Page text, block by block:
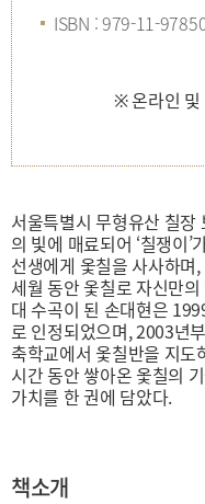
ISBN : 979-11-
※ 온라인 및
서울특별시 무형유산 칠장
의 빛에 매료되어 ‘칠쟁이
선생에게 옻칠을 사사하며
세월 동안 옻칠로 자신만
대 수곡이 된 손대현은
로 인정되었으며, 2003년
축학교에서 옻칠반을 지도
시간 동안 쌓아온 옻칠의
가치를 한 권에 담았다.
책소개